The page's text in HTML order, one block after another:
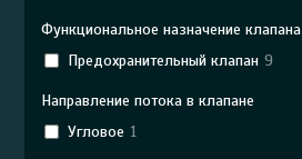
Функциональное назначение клапана
Предохранительный клапан 9
Направление потока в клапане
Угловое 1